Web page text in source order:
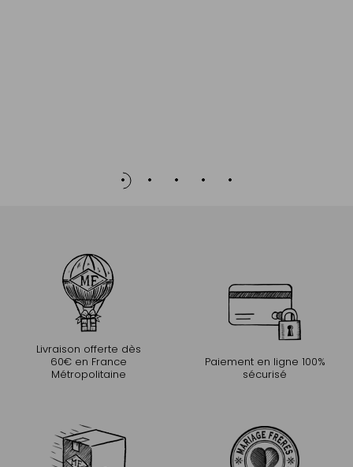
Livraison offerte dès
60€ en France
Métropolitaine
Paiement en ligne 100%
sécurisé